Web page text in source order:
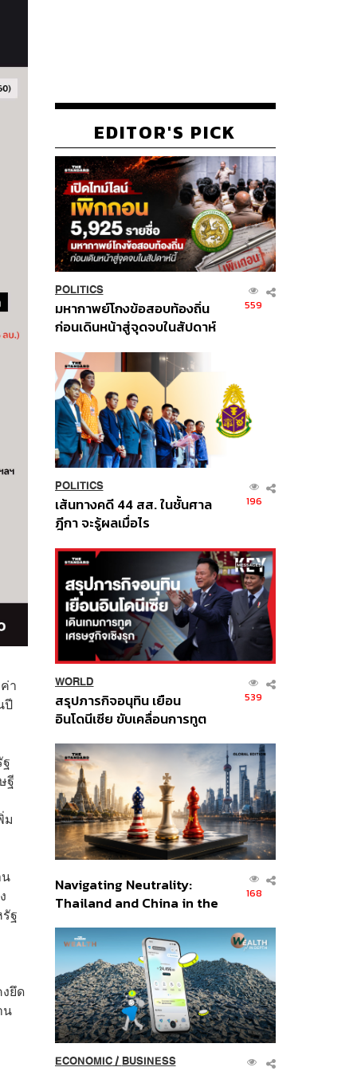
า
ปี
ฐี
ม
ฐ
ยึด
น
EDITOR'S PICK
POLITICS
มหากาพย์โกงข้อสอบท้องถิ่น
ก่อนเดินหน้าสู่จุดจบในสัปดาห์
559
POLITICS
เส้นทางคดี 44 สส. ในชั้นศาล
ฎีกา จะรู้ผลเมื่อไร
196
WORLD
สรุปภารกิจอนุทิน เยือน
อินโดนีเซีย ขับเคลื่อนการทูต
ส่วนยุทธศาสตร์ไทย –
อินโดนีเซีย
539
Navigating Neutrality:
Thailand and China in the
Order
168
ECONOMIC/ BUSINESS